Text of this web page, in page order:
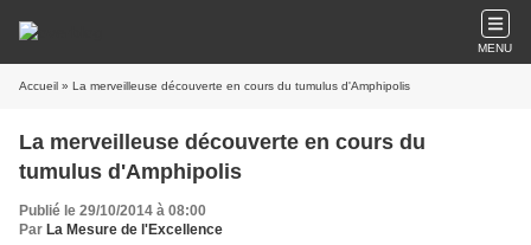
MENU
Accueil » La merveilleuse découverte en cours du tumulus d'Amphipolis
La merveilleuse découverte en cours du
tumulus d'Amphipolis
Publié le 29/10/2014 à 08:00
Par La Mesure de l'Excellence